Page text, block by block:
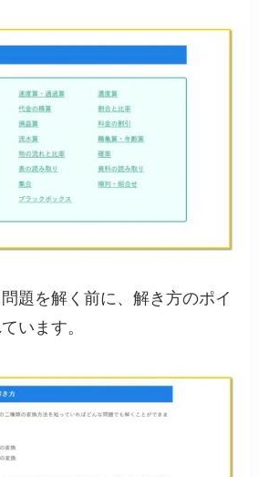
題を解く前に、解き方のポイ
います。